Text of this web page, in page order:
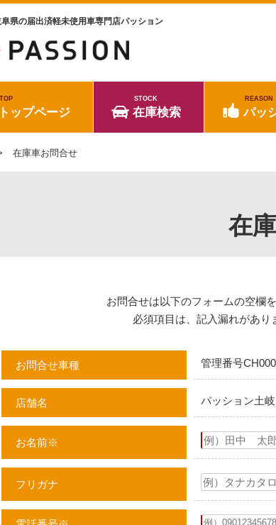
県の届出済軽未使用車専門店パッション
TOP
トップページ
STOCK
在庫検索
REASON
パッ
在庫車お問合せ
在
お問合せは以下のフォームの空欄
必須項目は、記入漏れがあり
お問合せ車種 管理番号
店舗名 パッション土岐
お名前※
フリガナ